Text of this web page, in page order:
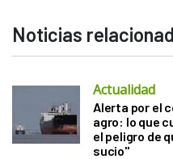
Noticias
Actualidad
Alerta por el
agro: lo que
el peligro de
sucio"